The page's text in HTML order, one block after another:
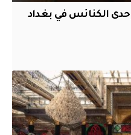
الكنائس في بغداد